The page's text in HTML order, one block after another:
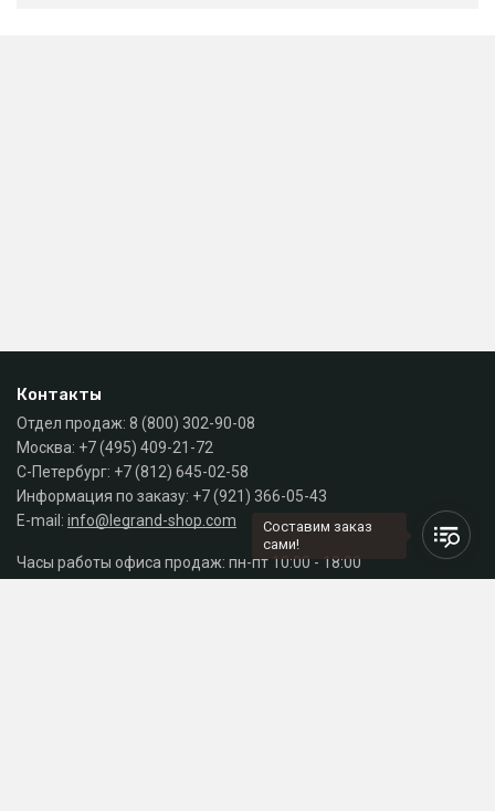
Контакты
Отдел продаж: 8 (800) 302-90-08
Москва: +7 (495) 409-21-72
С-Петербург: +7 (812) 645-02-58
Информация по заказу: +7 (921) 366-05-43
E-mail: info@legrand-shop.com
Часы работы офиса продаж: пн-пт 10:00 - 18:00
Составим заказ
сами!